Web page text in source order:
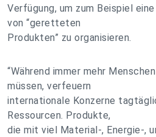
Verfügung, um zum Beispiel
von “geretteten
Produkten” zu organisieren.
“Während immer mehr
müssen, verfeuern
internationale Konzerne
Ressourcen. Produkte,
die mit viel Material-, Energie-,